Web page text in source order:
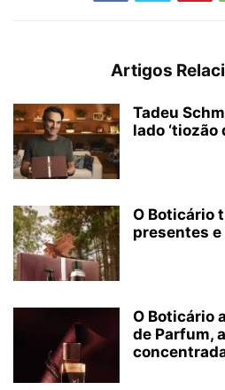
Artigos
Tadeu
lado ‘tiozão
O Boticário
presentes e
O Boticário
de Parfum,